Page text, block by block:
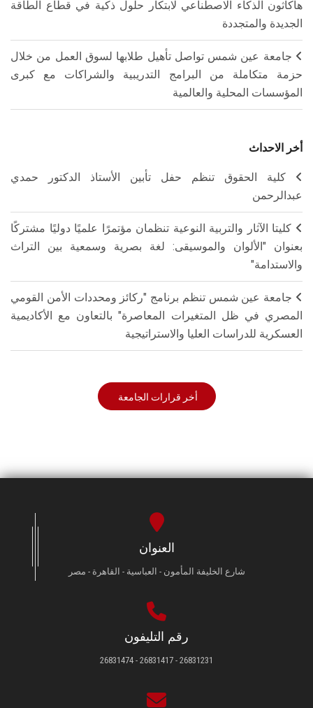
هاكاثون الذكاء الاصطناعي لابتكار حلول ذكية في قطاع الطاقة
الجديدة والمتجددة
جامعة عين شمس تواصل تأهيل طلابها لسوق العمل من خلال
حزمة متكاملة من البرامج التدريبية والشراكات مع كبرى
المؤسسات المحلية والعالمية
أخر الاحداث
كلية الحقوق تنظم حفل تأبين الأستاذ الدكتور حمدي
عبدالرحمن
كليتا الآثار والتربية النوعية تنظمان مؤتمرًا علميًا دوليًا مشتركًا
بعنوان "الألوان والموسيقى: لغة بصرية وسمعية بين التراث
والاستدامة"
جامعة عين شمس تنظم برنامج "ركائز ومحددات الأمن القومي
المصري في ظل المتغيرات المعاصرة" بالتعاون مع الأكاديمية
العسكرية للدراسات العليا والاستراتيجية
أخر قرارات الجامعة
العنوان
شارع الخليفة المأمون - العباسية - القاهرة - مصر
رقم التليفون
26831231 - 26831417 - 26831474